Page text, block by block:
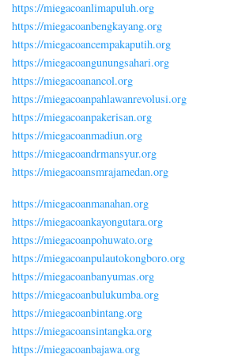
https://miegacoanlimapuluh.org
https://miegacoanbengkayang.org
https://miegacoancempakaputih.org
https://miegacoangunungsahari.org
https://miegacoanancol.org
https://miegacoanpahlawanrevolusi.org
https://miegacoanpakerisan.org
https://miegacoanmadiun.org
https://miegacoandrmansyur.org
https://miegacoansmrajamedan.org
https://miegacoanmanahan.org
https://miegacoankayongutara.org
https://miegacoanpohuwato.org
https://miegacoanpulautokongboro.org
https://miegacoanbanyumas.org
https://miegacoanbulukumba.org
https://miegacoanbintang.org
https://miegacoansintangka.org
https://miegacoanbajawa.org